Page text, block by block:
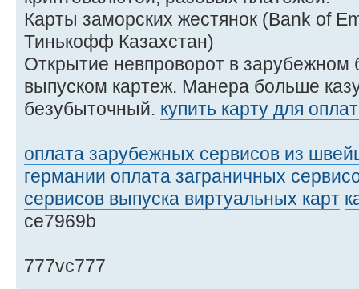
Карты заморских жестянок (Bank of
Тинькофф Казахстан)
Открытие невпроворот в
выпуском картеж. Манера больше
безубыточный. купить карту для
оплата зарубежных сервисов из
германии оплата заграничных
сервисов выпуска виртуальных карт
ce7969b
777vc777